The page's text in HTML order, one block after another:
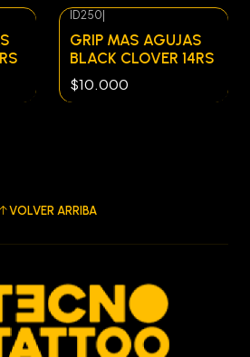
ID250|
GRIP MAS AGUJAS
BLACK CLOVER 14RS
$10.000
VOLVER ARRIBA